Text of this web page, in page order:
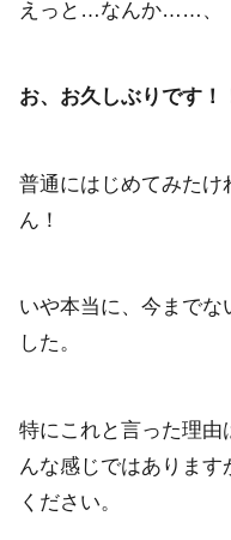
えっと…なんか……、
お、お久しぶりです！
普通にはじめてみた
ん！
いや本当に、今までな
した。
特にこれと言った理由
んな感じではあります
ください。